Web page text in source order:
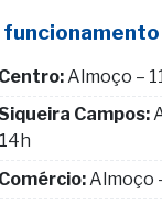
Almoço –
Campos:
Almoço